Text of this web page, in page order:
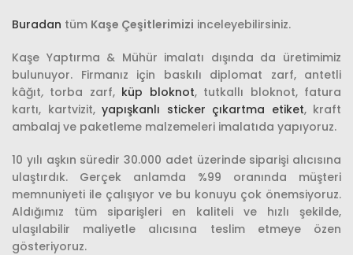
Buradan tüm Kaşe Çeşitlerimizi inceleyebilirsiniz.
Kaşe Yaptırma & Mühür imalatı dışında da üretimimiz
bulunuyor. Firmanız için baskılı diplomat zarf, antetli
kâğıt, torba zarf, küp bloknot, tutkallı bloknot, fatura
kartı, kartvizit, yapışkanlı sticker çıkartma etiket, kraft
ambalaj ve paketleme malzemeleri imalatıda yapıyoruz.
10 yılı aşkın süredir 30.000 adet üzerinde siparişi alıcısına
ulaştırdık. Gerçek anlamda %99 oranında müşteri
memnuniyeti ile çalışıyor ve bu konuyu çok önemsiyoruz.
Aldığımız tüm siparişleri en kaliteli ve hızlı şekilde,
ulaşılabilir maliyetle alıcısına teslim etmeye özen
gösteriyoruz.